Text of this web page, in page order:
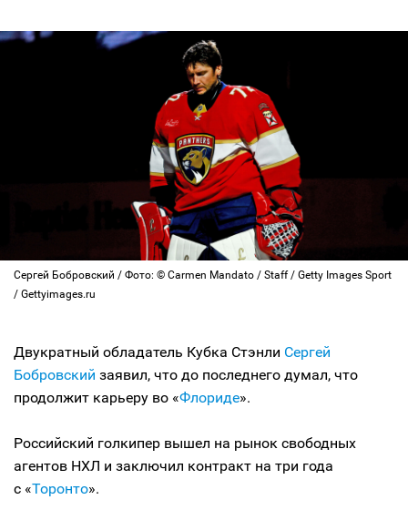
Сергей Бобровский / Фото: © Carmen Mandato / Staff / Getty Images Sport
/ Gettyimages.ru
Двукратный обладатель Кубка Стэнли Сергей
Бобровский заявил, что до последнего думал, что
продолжит карьеру во «Флориде».
Российский голкипер вышел на рынок свободных
агентов НХЛ и заключил контракт на три года
с «Торонто».